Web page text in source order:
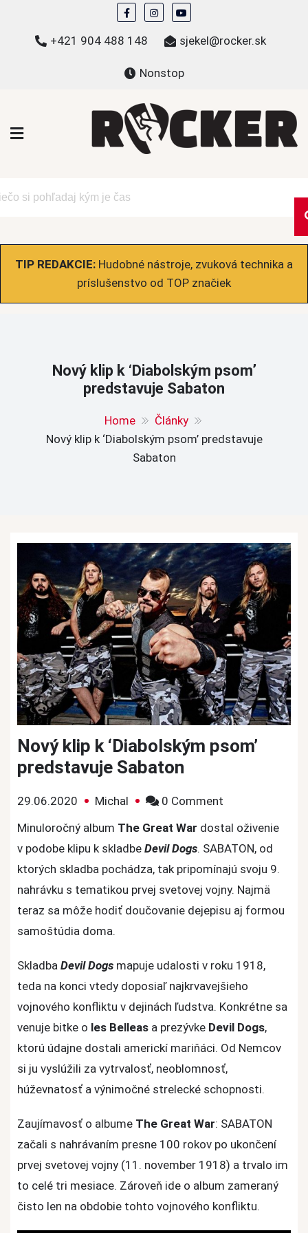
content
+421 904 488 148 sjekel@rocker.sk
Nonstop
TIP REDAKCIE: Hudobné nástroje, zvuková technika a
príslušenstvo od TOP značiek
Nový klip k ‘Diabolským psom’
predstavuje Sabaton
Home
Články
Nový klip k ‘Diabolským psom’ predstavuje
Sabaton
Nový klip k ‘Diabolským psom’
predstavuje Sabaton
29.06.2020 Michal 0 Comment
k
‘Diabolským
psom’
predstavuje
Minuloročný album The Great War dostal oživenie
v podobe klipu k skladbe Devil Dogs. SABATON, od
ktorých skladba pochádza, tak pripomínajú svoju 9.
nahrávku s tematikou prvej svetovej vojny. Najmä
teraz sa môže hodiť doučovanie dejepisu aj formou
samoštúdia doma.
Skladba Devil Dogs mapuje udalosti v roku 1918,
teda na konci vtedy doposiaľ najkrvavejšieho
vojnového konfliktu v dejinách ľudstva. Konkrétne sa
venuje bitke o les Belleas a prezývke Devil Dogs,
ktorú údajne dostali americkí mariňáci. Od Nemcov
si ju vyslúžili za vytrvalosť, neoblomnosť,
húževnatosť a výnimočné strelecké schopnosti.
Zaujímavosť o albume The Great War: SABATON
začali s nahrávaním presne 100 rokov po ukončení
prvej svetovej vojny (11. november 1918) a trvalo im
to celé tri mesiace. Zároveň ide o album zameraný
čisto len na obdobie tohto vojnového konfliktu.